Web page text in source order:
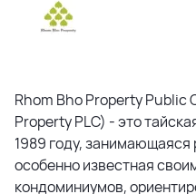
Rhom Bho Property Public
Property PLC) - это
1989 году,
особенно известная
кондоминиумов,